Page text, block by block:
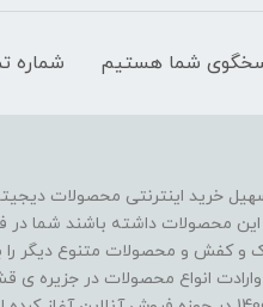
شماره
خرید اینترنتی محصولات
محصولات داشته باشند شما در
و کفش و محصولات متنوع دیگر
با تکیه بر تجربه 20 ساله در وارادت انواع محصولات